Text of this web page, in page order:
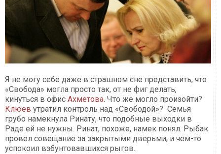
Я не могу себе даже в страшном сне представить, что
«Свобода» могла просто так, от не фиг делать,
кинуться в офис Ахметова. Что же могло произойти?
Клюев утратил контроль над «Свободой»? Семья
грубо намекнула Ринату, что подобные выходки в
Раде ей не нужны. Ринат, похоже, намек понял. Рыбак
провел совещание за закрытыми дверьми, и чем-то
успокоил взбунтовавшихся рыгов.